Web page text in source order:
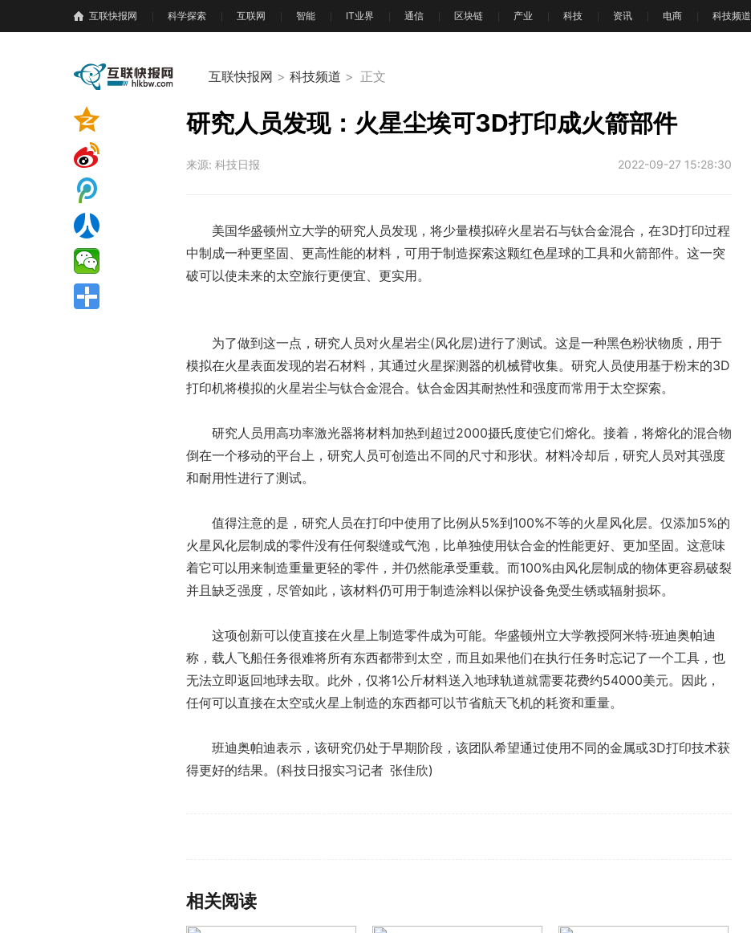
互联快报网 科学探索 互联网 智能 IT业界 通信 区块链 产业 科技 资讯 电商 科技频道
互联快报网 > 科技频道 > 正文
研究人员发现：火星尘埃可3D打印成火箭部件
来源: 科技日报 2022-09-27 15:28:30
美国华盛顿州立大学的研究人员发现，将少量模拟碎火星岩石与钛合金混合，在3D打印过程
中制成一种更坚固、更高性能的材料，可用于制造探索这颗红色星球的工具和火箭部件。这一突
破可以使未来的太空旅行更便宜、更实用。
为了做到这一点，研究人员对火星岩尘(风化层)进行了测试。这是一种黑色粉状物质，用于
模拟在火星表面发现的岩石材料，其通过火星探测器的机械臂收集。研究人员使用基于粉末的3D
打印机将模拟的火星岩尘与钛合金混合。钛合金因其耐热性和强度而常用于太空探索。
研究人员用高功率激光器将材料加热到超过2000摄氏度使它们熔化。接着，将熔化的混合物
倒在一个移动的平台上，研究人员可创造出不同的尺寸和形状。材料冷却后，研究人员对其强度
和耐用性进行了测试。
值得注意的是，研究人员在打印中使用了比例从5%到100%不等的火星风化层。仅添加5%的
火星风化层制成的零件没有任何裂缝或气泡，比单独使用钛合金的性能更好、更加坚固。这意味
着它可以用来制造重量更轻的零件，并仍然能承受重载。而100%由风化层制成的物体更容易破裂
并且缺乏强度，尽管如此，该材料仍可用于制造涂料以保护设备免受生锈或辐射损坏。
这项创新可以使直接在火星上制造零件成为可能。华盛顿州立大学教授阿米特·班迪奥帕迪
称，载人飞船任务很难将所有东西都带到太空，而且如果他们在执行任务时忘记了一个工具，也
无法立即返回地球去取。此外，仅将1公斤材料送入地球轨道就需要花费约54000美元。因此，
任何可以直接在太空或火星上制造的东西都可以节省航天飞机的耗资和重量。
班迪奥帕迪表示，该研究仍处于早期阶段，该团队希望通过使用不同的金属或3D打印技术获
得更好的结果。(科技日报实习记者 张佳欣)
相关阅读